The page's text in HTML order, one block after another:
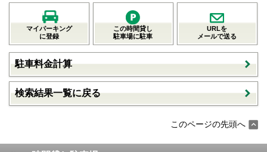
マイパーキング
に登録
この時間貸し
駐車場に駐車
URLを
メールで送る
駐車料金計算
検索結果一覧に戻る
このページの先頭へ